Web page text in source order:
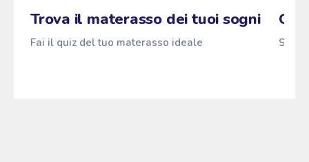
Trova il materasso dei tuoi sogni
Fai il quiz del tuo materasso ideale